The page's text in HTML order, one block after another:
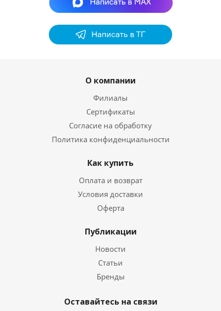
О компании
Филиалы
Сертификаты
Согласие на обработку
Политика конфиденциальности
Как купить
Оплата и возврат
Условия доставки
Оферта
Публикации
Новости
Статьи
Бренды
Оставайтесь на связи